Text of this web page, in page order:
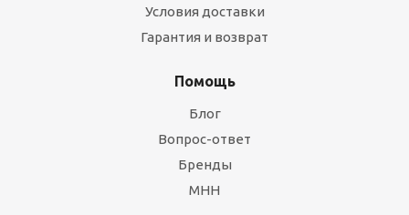
Условия доставки
Гарантия и возврат
Помощь
Блог
Вопрос-ответ
Бренды
МНН